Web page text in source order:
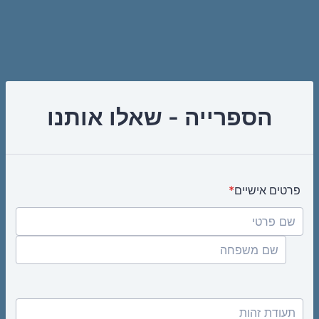
הספרייה - שאלו אותנו
פרטים אישיים*